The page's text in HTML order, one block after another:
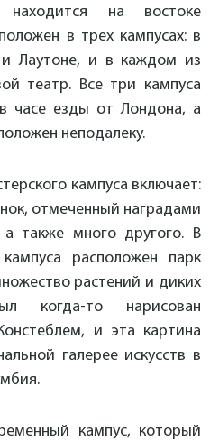
на востоке
в трех кампусах: в
и Лаутоне, и в каждом из
театр. Все три кампуса
часе езды от Лондона, а
неподалеку.
кампуса включает:
отмеченный наградами
также много другого. В
расположен парк
растений и диких
когда-то нарисован
и эта картина
галерее искусств в
кампус, который